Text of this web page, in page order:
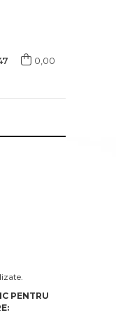
0,00
PENTRU